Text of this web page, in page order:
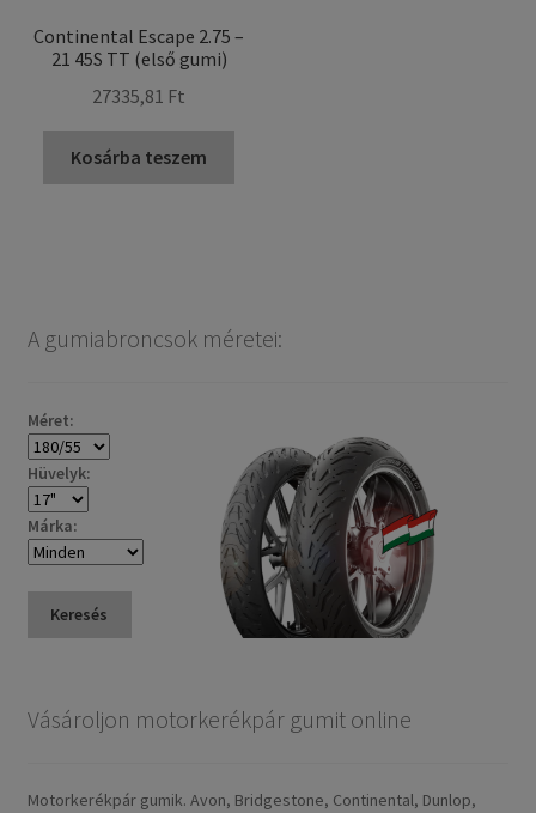
Continental Escape 2.75 –
21 45S TT (első gumi)
27335,81 Ft
Kosárba teszem
A gumiabroncsok méretei:
Méret:
Hüvelyk:
Márka:
Keresés
Vásároljon motorkerékpár gumit online
Motorkerékpár gumik. Avon, Bridgestone, Continental, Dunlop,